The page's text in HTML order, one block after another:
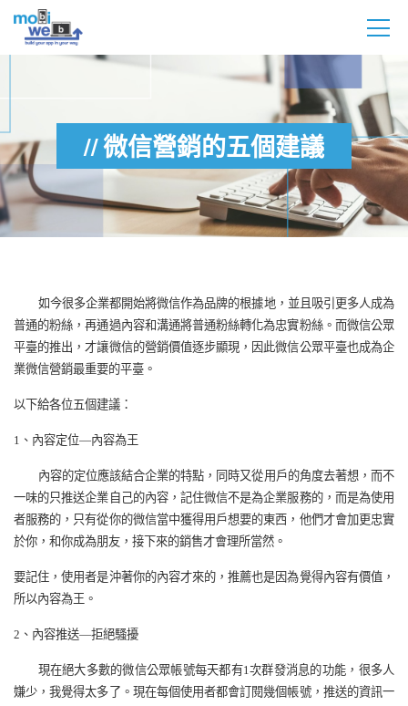
微信營銷的五個建議
如今很多企業都開始將微信作為品牌的根據地，並且吸引更多人成為
普通的粉絲，再通過內容和溝通將普通粉絲轉化為忠實粉絲。而微信公眾
平臺的推出，才讓微信的營銷價值逐步顯現，因此微信公眾平臺也成為企
業微信營銷最重要的平臺。
以下給各位五個建議：
1 、內容定位—內容為王
內容的定位應該結合企業的特點，同時又從用戶的角度去著想，而不
一味的只推送企業自己的內容，記住微信不是為企業服務的，而是為使用
者服務的，只有從你的微信當中獲得用戶想要的東西，他們才會加更忠實
於你，和你成為朋友，接下來的銷售才會理所當然。
要記住，使用者是沖著你的內容才來的，推薦也是因為覺得內容有價值，
所以內容為王。
2 、內容推送—拒絕騷擾
現在絕大多數的微信公眾帳號每天都有1次群發消息的功能，很多人
嫌少，我覺得太多了。現在每個使用者都會訂閱幾個帳號，推送的資訊一